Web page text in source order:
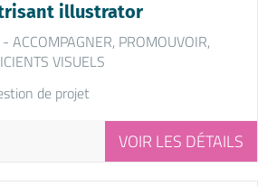
illustrator
ACCOMPAGNER, PROMOUVOIR,
VISUELS
de projet
VOIR LES DÉTAILS